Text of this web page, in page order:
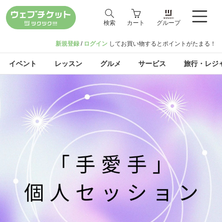
検索 カート グループ
新規登録 / ログイン してお買い物するとポイントがたまる！
イベント レッスン グルメ サービス 旅行・レジ